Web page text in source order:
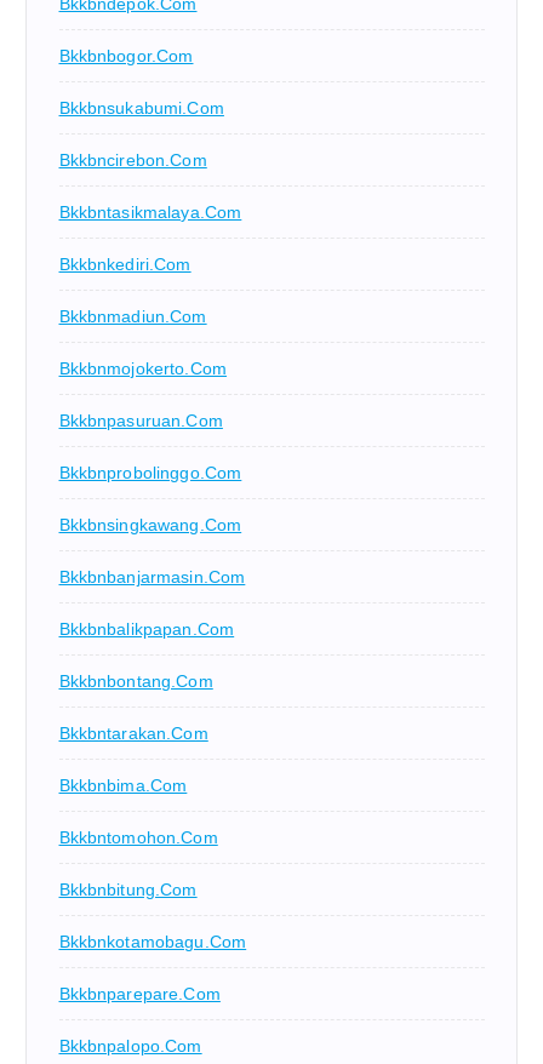
Bkkbndepok.com
Bkkbnbogor.com
Bkkbnsukabumi.com
Bkkbncirebon.com
Bkkbntasikmalaya.com
Bkkbnkediri.com
Bkkbnmadiun.com
Bkkbnmojokerto.com
Bkkbnpasuruan.com
Bkkbnprobolinggo.com
Bkkbnsingkawang.com
Bkkbnbanjarmasin.com
Bkkbnbalikpapan.com
Bkkbnbontang.com
Bkkbntarakan.com
Bkkbnbima.com
Bkkbntomohon.com
Bkkbnbitung.com
Bkkbnkotamobagu.com
Bkkbnparepare.com
Bkkbnpalopo.com